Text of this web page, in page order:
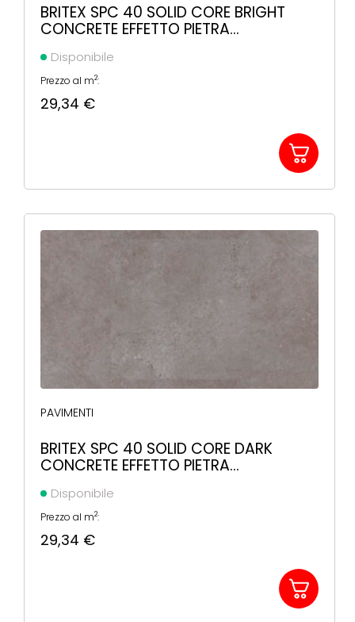
BRITEX SPC 40 SOLID CORE BRIGHT
CONCRETE EFFETTO PIETRA
Disponibile
Prezzo al m2:
29,34 €
PAVIMENTI
BRITEX SPC 40 SOLID CORE DARK
CONCRETE EFFETTO PIETRA
Disponibile
Prezzo al m2:
29,34 €